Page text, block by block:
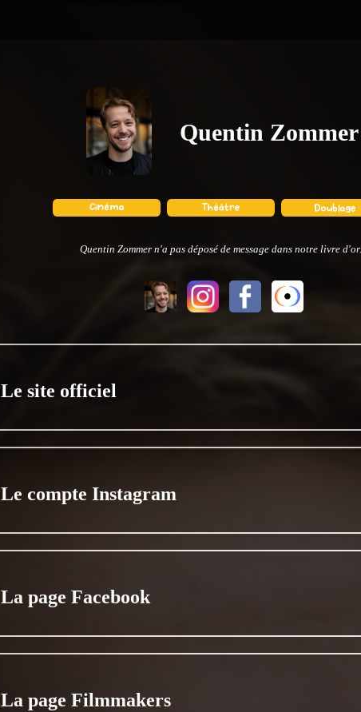
Quentin Zommer
Quentin Zommer n'a pas déposé de message dans notre livre d'or.
Le site officiel
Le compte Instagram
La page Facebook
La page Filmmakers